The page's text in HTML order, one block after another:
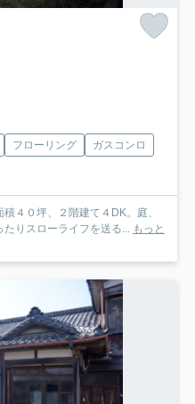
フローリング
ガスコンロ
４０坪、２階建て４DK。庭、
りスローライフを送る... もっと